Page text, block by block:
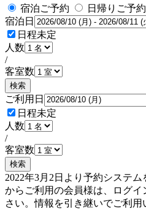
宿泊ご予約
日帰りご予約
宿泊日
日程未定
人数
/
客室数
検索
ご利用日
日程未定
人数
/
客室数
検索
2022年3月2日より予約システ
からご利用の会員様は、ログ
さい。情報を引き継いでご利用